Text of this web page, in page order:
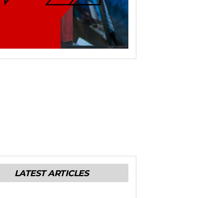
LATEST ARTICLES